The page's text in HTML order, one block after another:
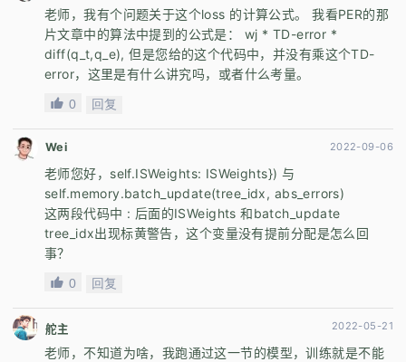
老师，我有个问题关于这个loss 的计算公式。 我看PER的那
片文章中的算法中提到的公式是： wj * TD-error *
diff(q_t,q_e), 但是您给的这个代码中，并没有乘这个TD-
error，这里是有什么讲究吗，或者什么考量。
0 回复
Wei 2022-09-06
老师您好，self.ISWeights: ISWeights}) 与
self.memory.batch_update(tree_idx, abs_errors)
这两段代码中 : 后面的ISWeights 和batch_update
tree_idx出现标黄警告，这个变量没有提前分配是怎么回
事？
0 回复
舵主 2022-05-21
老师，不知道为啥，我跑通过这一节的模型，训练就是不能